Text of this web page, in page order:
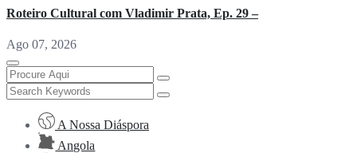
Roteiro Cultural com Vladimir Prata, Ep. 29 –
Ago 07, 2026
A Nossa Diáspora
Angola